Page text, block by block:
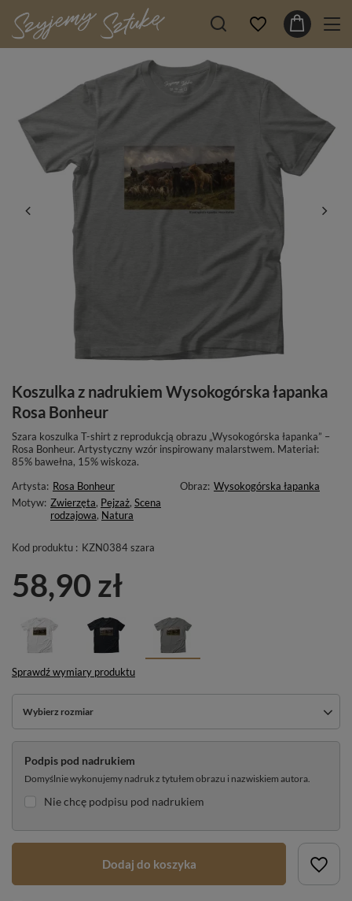
Koszulka z nadrukiem Wysokogórska łapanka
Rosa Bonheur
Szara koszulka T-shirt z reprodukcją obrazu „Wysokogórska łapanka” –
Rosa Bonheur. Artystyczny wzór inspirowany malarstwem. Materiał:
85% bawełna, 15% wiskoza.
Artysta: Rosa Bonheur Obraz: Wysokogórska łapanka
Motyw: Zwierzęta, Pejzaż, Scena
rodzajowa, Natura
Kod produktu : KZN0384 szara
58,90 zł
Sprawdź wymiary produktu
Wybierz rozmiar
Podpis pod nadrukiem
Domyślnie wykonujemy nadruk z tytułem obrazu i nazwiskiem autora.
Nie chcę podpisu pod nadrukiem
Dodaj do koszyka